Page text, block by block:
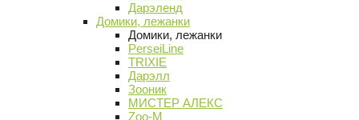
Дарэленд
Домики, лежанки
Домики, лежанки
PerseiLine
TRIXIE
Дарэлл
Зооник
МИСТЕР АЛЕКС
Zoo-M